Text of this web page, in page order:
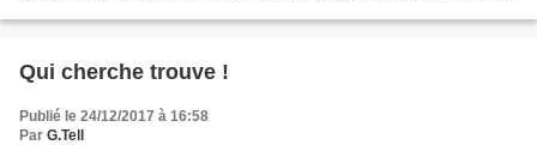
Qui cherche trouve !
Publié le 24/12/2017 à 16:58
Par G.Tell